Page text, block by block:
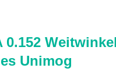
0.152
Unimog